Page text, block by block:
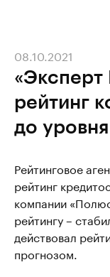
рейтинг
до
08.10.2021
Рейтинговое
рейтинг
компании
рейтингу –
действовал
прогнозом.